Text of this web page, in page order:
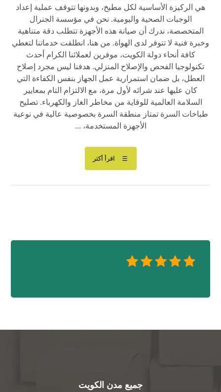
هي الركيزة الأساسية لكل مطبخ، وبدونها تتوقف عملية إعداد
الوجبات الصحية واليومية. نحن في مؤسسة الجنرال
المتخصصة، ندرك أن صيانة هذه الأجهزة تتطلب دقة متناهية
وخبرة فنية لا تتوفر لدى الهواة. من هنا، انطلقت خدماتنا لتغطي
كافة أنحاء دولة الكويت، موفرين لعملائنا الكرام أحدث
تكنولوجيا الفحص والإصلاح المنزلي. هدفنا ليس مجرد إصلاح
العطل، بل ضمان استمرارية عمل الجهاز بنفس الكفاءة التي
كان عليها عند شرائه لأول مرة، مع الالتزام التام بمعايير
السلامة العالمية للوقاية من مخاطر الغاز والكهرباء. تصليح
طباخات السرة تمتاز منطقة السرة بخصوصية عالية في نوعية
الأجهزة المستخدمة، ...
اقرأ أكثر
جميع مدن الكويت